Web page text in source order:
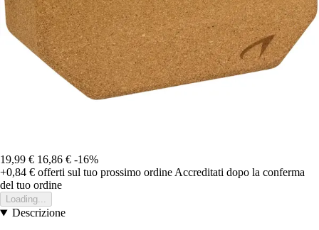
19,99 € 16,86 € -16%
+0,84 € offerti sul tuo prossimo ordine Accreditati dopo la conferma
del tuo ordine
Loading...
Descrizione